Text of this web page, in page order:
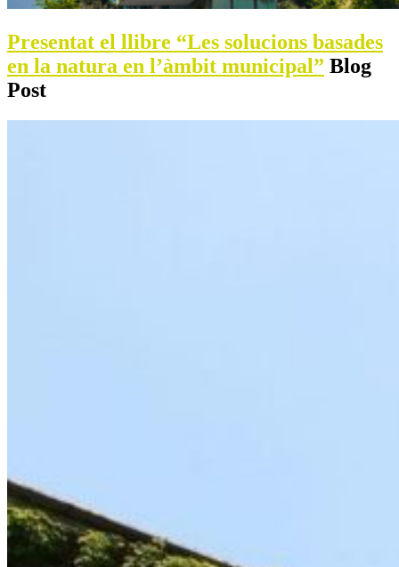
Presentat el llibre “Les solucions basades
en la natura en l’àmbit municipal” Blog
Post